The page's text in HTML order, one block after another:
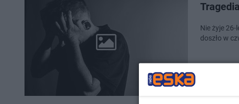
Nie żyje
doszło w